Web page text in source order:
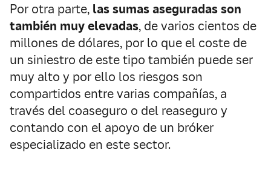
Por otra parte, las sumas aseguradas son
también muy elevadas, de varios cientos de
millones de dólares, por lo que el coste de
un siniestro de este tipo también puede ser
muy alto y por ello los riesgos son
compartidos entre varias compañías, a
través del coaseguro o del reaseguro y
contando con el apoyo de un bróker
especializado en este sector.